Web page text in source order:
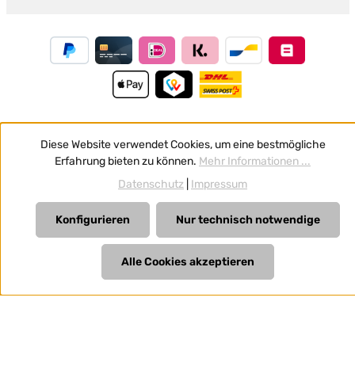
Vertrag widerrufen
und ggf. Nachnahmegebühren, wenn nicht anders
angegeben.
Diese Website verwendet Cookies, um eine bestmögliche
Erfahrung bieten zu können. Mehr Informationen ...
Datenschutz Impressum
Nur technisch notwendige
Konfigurieren
Alle Cookies akzeptieren